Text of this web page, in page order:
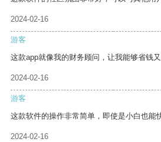
2024-02-16
游客
这款app就像我的财务顾问，让我能够省钱又
2024-02-16
游客
这款软件的操作非常简单，即使是小白也能
2024-02-16